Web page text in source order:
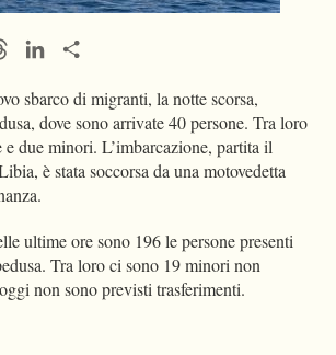
ThreadsLinkedIn
sbarco di migranti, la notte scorsa,
dove sono arrivate 40 persone. Tra loro
due minori. L’imbarcazione, partita il
è stata soccorsa da una motovedetta
ultime ore sono 196 le persone presenti
Tra loro ci sono 19 minori non
non sono previsti trasferimenti.